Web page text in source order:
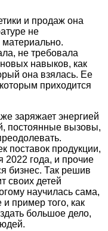
и продаж она
не
не требовала
навыков, как
она взялась. Ее
приходится
заряжает энергией
постоянные вызовы,
поставок продукции,
2022 года, и прочие
бизнес. Так решив
своих детей
научилась сама,
пример того, как
большое дело,